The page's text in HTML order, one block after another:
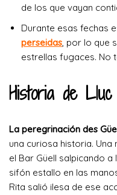
de los que vayan
Durante esas fechas
perseidas, por lo que
estrellas fugaces. No
Historia de
La peregrinación des
una curiosa historia.
el Bar Güell salpicando
sifón estallo en las
Rita salió ilesa de ese